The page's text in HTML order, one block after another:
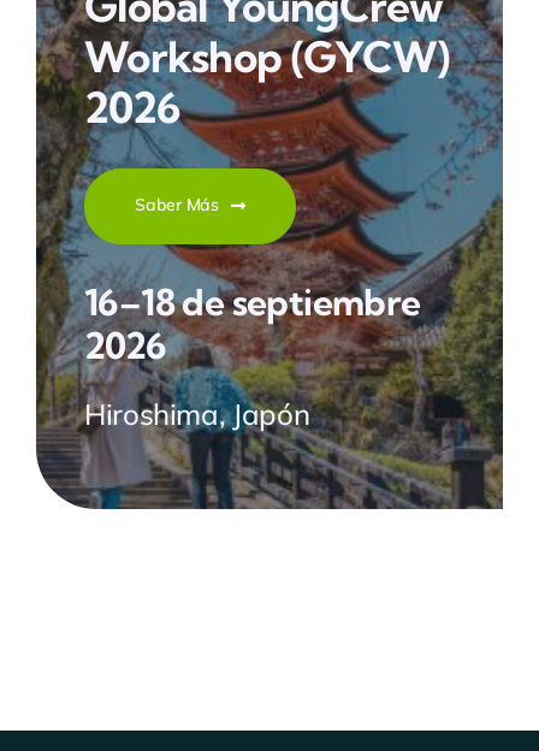
Workshop(GYCW)
2026
Saber Más
16–18 de septiembre
2026
Hiroshima, Japón